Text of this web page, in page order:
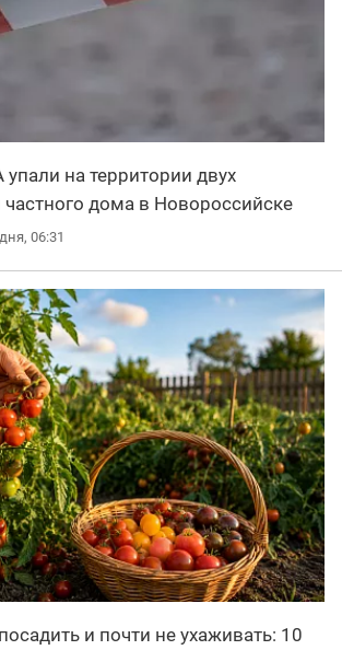
на территории двух
дома в Новороссийске
06:31
и почти не ухаживать: 10